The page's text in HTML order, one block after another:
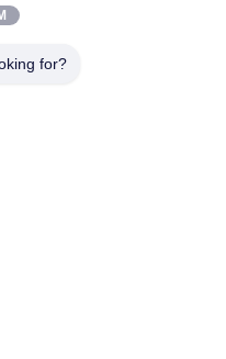
РОУД, ШИЛИ Стрит,
for?